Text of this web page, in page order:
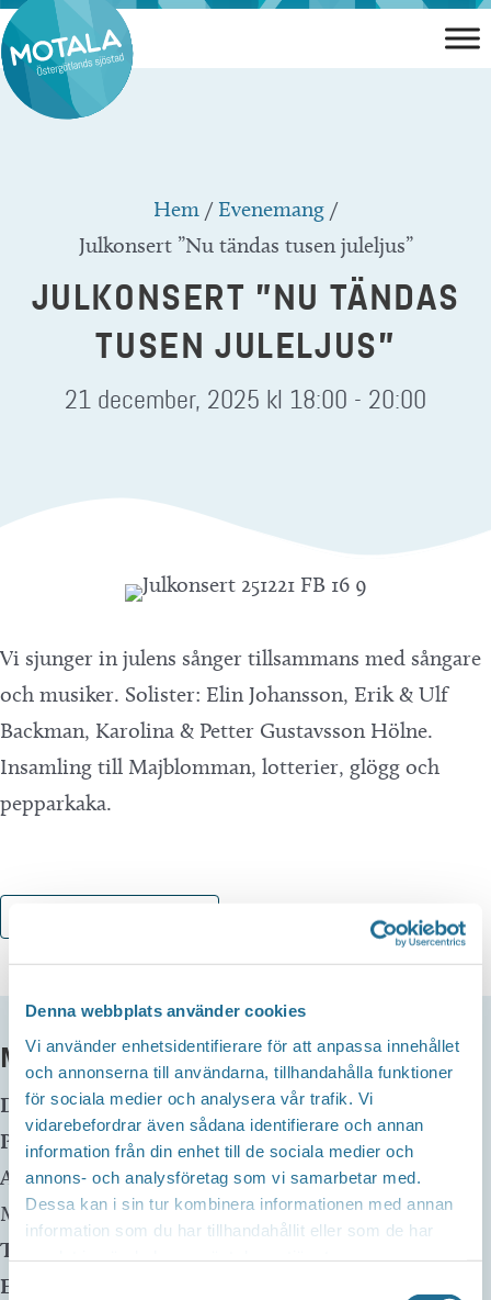
Denna webbplats använder cookies
Vi använder enhetsidentifierare för att anpassa innehållet
och annonserna till användarna, tillhandahålla funktioner
för sociala medier och analysera vår trafik. Vi
vidarebefordrar även sådana identifierare och annan
information från din enhet till de sociala medier och
annons- och analysföretag som vi samarbetar med.
Dessa kan i sin tur kombinera informationen med annan
information som du har tillhandahållit eller som de har
Samtyckesval
Hoppa
till
innehåll
Hem /Evenemang /
Julkonsert ”Nu tändas tusen juleljus”
JULKONSERT ”NU TÄNDAS
TUSEN JULELJUS”
21 december, 2025 kl 18:00 - 20:00
Vi sjunger in julens sånger tillsammans med sångare
och musiker. Solister: Elin Johansson, Erik & Ulf
Backman, Karolina & Petter Gustavsson Hölne.
Insamling till Majblomman, lotterier, glögg och
pepparkaka.
MER INFO
Datum: 21 december, 2025 kl 18:00-20:00
Plats:
Equmeniakyrkan Furulid
Adress: Badstrandsvägen 8
Motala, 59170 Sweden
Telefon:
E-mail: